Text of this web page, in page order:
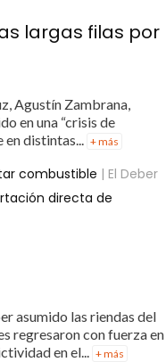
largas filas por
Agustín Zambrana,
en una “crisis de
distintas... + más
combustible | El Deber
directa de
asumido las riendas del
regresaron con fuerza en
en el... + más